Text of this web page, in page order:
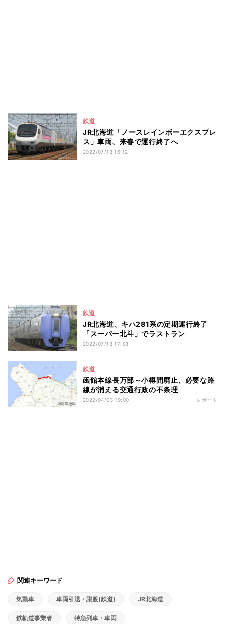
鉄道
JR北海道「ノースレインボーエクスプレ
ス」車両、来春で運行終了へ
2022/07/13 16:12
鉄道
JR北海道、キハ281系の定期運行終了
「スーパー北斗」でラストラン
2022/07/13 17:58
鉄道
函館本線長万部～小樽間廃止、必要な路
線が消える交通行政の不条理
2022/04/03 19:00 レポート
関連キーワード
気動車 車両引退・譲渡(鉄道) JR北海道
鉄軌道事業者 特急列車・車両